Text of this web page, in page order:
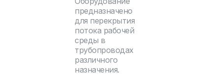
предназначено
для перекрытия
потока рабочей
среды в
трубопроводах
различного
назначения.